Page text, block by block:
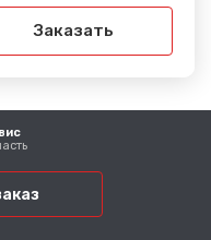
Заказать